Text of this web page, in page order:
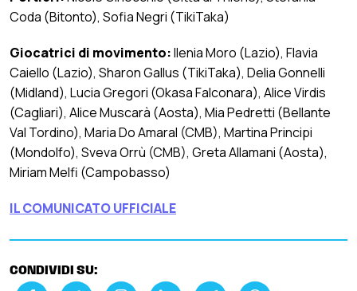
Coda (Bitonto), Sofia Negri (TikiTaka)
Giocatrici di movimento:Ilenia Moro (Lazio), Flavia
Caiello (Lazio), Sharon Gallus (TikiTaka), Delia Gonnelli
(Midland), Lucia Gregori (Okasa Falconara), Alice Virdis
(Cagliari), Alice Muscarà (Aosta), Mia Pedretti (Bellante
Val Tordino), Maria Do Amaral (CMB), Martina Principi
(Mondolfo), Sveva Orrù (CMB), Greta Allamani (Aosta),
Miriam Melfi (Campobasso)
IL COMUNICATO UFFICIALE
CONDIVIDI SU: